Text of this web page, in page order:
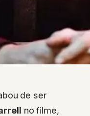
de ser
no filme,